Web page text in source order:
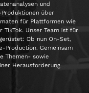
und
über
für Plattformen wie
TikTok. Unser Team ist für
Ob nun On-Set,
Production. Gemeinsam
Themen- sowie
Herausforderung